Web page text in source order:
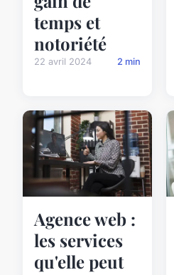
temps et
notoriété
22 avril 2024 2 min
Agence web :
les services
qu'elle peut